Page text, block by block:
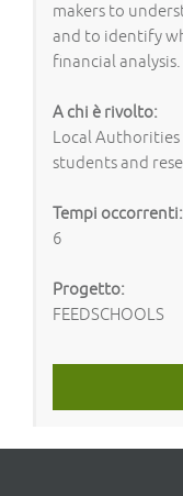
makers to
and to identify
financial analysis.
A chi è rivolto:
Local Authorities
students and
Tempi occorrenti:
6
Progetto:
FEEDSCHOOLS